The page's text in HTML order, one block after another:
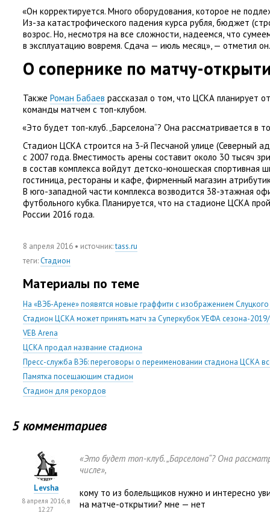
«Он корректируется. Много оборудования, которое не
Из-за катастрофического падения курса рубля, бюджет (
возрос. Но, несмотря на все сложности, надеемся, что
в эксплуатацию вовремя. Сдача — июль месяц», — отметил он.
О сопернике по матчу-
Также Роман Бабаев рассказал о том, что ЦСКА планирует
команды матчем с топ-клубом.
«Это будет топ-клуб. „Барселона“? Она рассматривается в
Стадион ЦСКА строится на 3-й Песчаной улице (Северный
с 2007 года. Вместимость арены составит около 30 тысяч
в состав комплекса войдут детско-юношеская спортивная
гостиница, рестораны и кафе, фирменный магазин
В юго-западной части комплекса возводится 38-этажная
футбольного кубка. Планируется, что на стадионе ЦСКА
России 2016 года.
8 апреля 2016 • источник:tass.ru
теги: Стадион
Материалы по теме
На «ВЭБ-Арене» появятся новые граффити с изображением Слуцкого
Стадион ЦСКА может принять матч за Суперкубок УЕФА сезона-
VEB Arena
ЦСКА продал название стадиона
Пресс-служба ВЭБ: переговоры о переименовании стадиона ЦСКА
Памятка посещающим стадион
Стадион для рекордов
5 комментариев
«Это будет топ-клуб. „Барселона“? Она
числе»,
кому то из болельщиков нужно и интересно
на матче-открытии? мне — нет
Levsha
8 апреля 2016, в
12:27